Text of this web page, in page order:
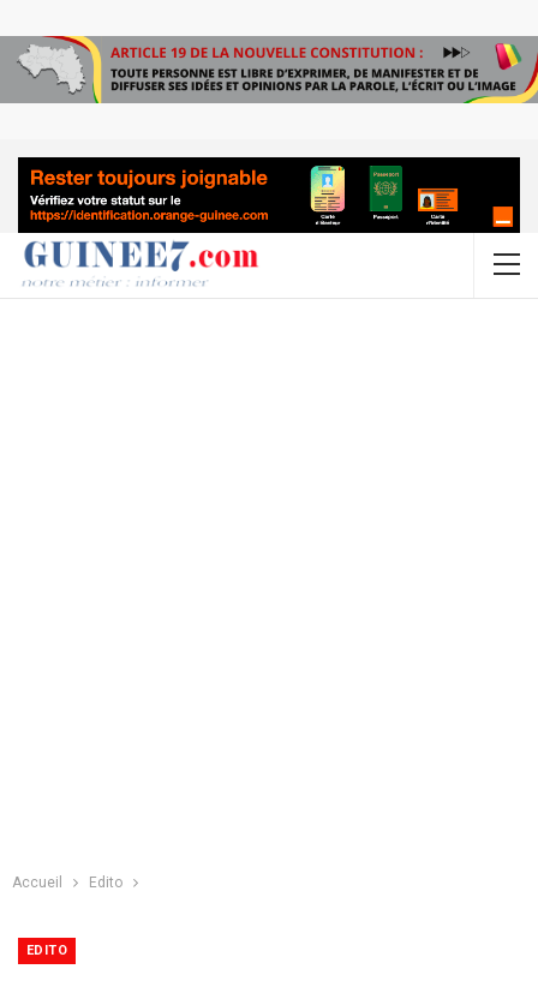
Accueil Edito
EDITO